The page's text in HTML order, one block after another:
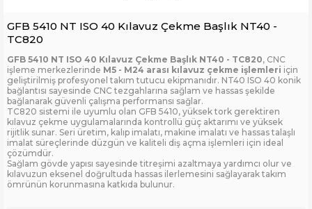
GFB 5410 NT ISO 40 Kılavuz Çekme Başlık NT40 -
TC820
GFB 5410 NT ISO 40 Kılavuz Çekme Başlık NT40 - TC820, CNC
işleme merkezlerinde M5 - M24 arası kılavuz çekme işlemleri için
geliştirilmiş profesyonel takım tutucu ekipmanıdır. NT40 ISO 40 konik
bağlantısı sayesinde CNC tezgahlarına sağlam ve hassas şekilde
bağlanarak güvenli çalışma performansı sağlar.
TC820 sistemi ile uyumlu olan GFB 5410, yüksek tork gerektiren
kılavuz çekme uygulamalarında kontrollü güç aktarımı ve yüksek
rijitlik sunar. Seri üretim, kalıp imalatı, makine imalatı ve hassas talaşlı
imalat süreçlerinde düzgün ve kaliteli diş açma işlemleri için ideal
çözümdür.
Sağlam gövde yapısı sayesinde titreşimi azaltmaya yardımcı olur ve
kılavuzun eksenel doğrultuda hassas ilerlemesini sağlayarak takım
ömrünün korunmasına katkıda bulunur.